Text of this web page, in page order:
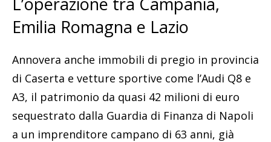
Emilia Romagna e Lazio
Annovera anche immobili di pregio in provincia
di Caserta e vetture sportive come l’Audi Q8 e
A3, il patrimonio da quasi 42 milioni di euro
sequestrato dalla Guardia di Finanza di Napoli
a un imprenditore campano di 63 anni, già